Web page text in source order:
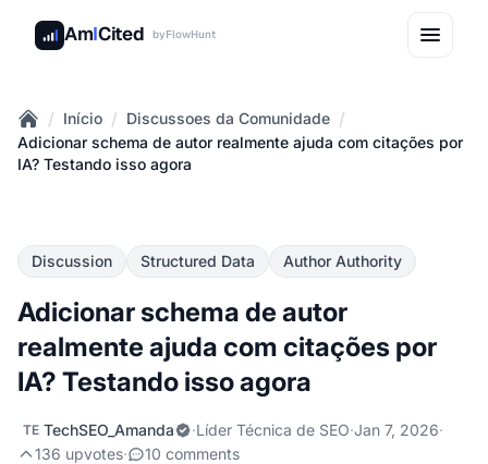
AmICited byFlowHunt
Home
/ Início / Discussoes da Comunidade /
Adicionar schema de autor realmente ajuda com citações por
IA? Testando isso agora
Discussion Structured Data Author Authority
Adicionar schema de autor
realmente ajuda com citações por
IA? Testando isso agora
TE TechSEO_Amanda ·Líder Técnica de SEO·Jan 7, 2026·
136 upvotes· 10 comments